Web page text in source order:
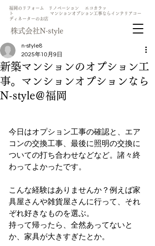
​福岡のリフォーム リノベーション エコカラッ
ト マンションオプション工事ならインテリアコー
ディネーターのお店
​株式会社N-style
新築マンションのオプション工
事。マンションオプションなら
N-style＠福岡
n-style8
2025年10月9日
今日はオプション工事の確認と、エア
コンの交換工事、最後に照明の交換に
ついての打ち合わせなどなど。諸々終
わってよかったです。
こんな経験はありませんか？例えば家
具屋さんや雑貨屋さんに行って、それ
ぞれ好きなものを選ぶ。
持って帰ったら、全然あってないと
か、家具が大きすぎたとか。